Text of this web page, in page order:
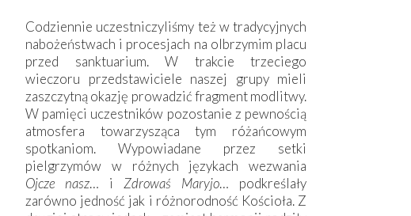
Codziennie uczestniczyliśmy też w tradycyjnych
nabożeństwach i procesjach na olbrzymim placu
przed sanktuarium. W trakcie trzeciego
wieczoru przedstawiciele naszej grupy mieli
zaszczytną okazję prowadzić fragment modlitwy.
W pamięci uczestników pozostanie z pewnością
atmosfera towarzysząca tym różańcowym
spotkaniom. Wypowiadane przez setki
pielgrzymów w różnych językach wezwania
Ojcze nasz… i Zdrowaś Maryjo… podkreślały
zarówno jedność jak i różnorodność Kościoła. Z